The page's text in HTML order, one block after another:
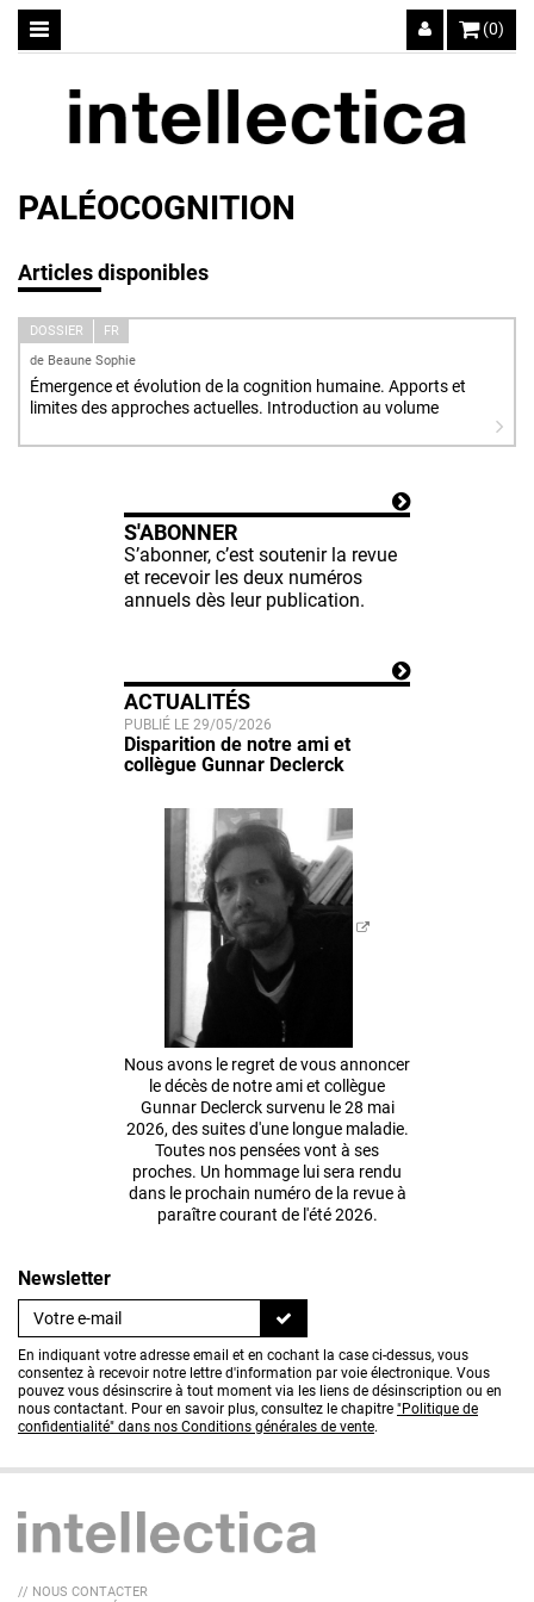
(0)
PALÉOCOGNITION
Articles disponibles
DOSSIER
FR
de Beaune Sophie
Émergence et évolution de la cognition humaine. Apports et
limites des approches actuelles. Introduction au volume
S'ABONNER
S’abonner, c’est soutenir la revue
et recevoir les deux numéros
annuels dès leur publication.
ACTUALITÉS
PUBLIÉ LE 29/05/2026
Disparition de notre ami et
collègue Gunnar Declerck
Nous avons le regret de vous annoncer
le décès de notre ami et collègue
Gunnar Declerck survenu le 28 mai
2026, des suites d'une longue maladie.
Toutes nos pensées vont à ses
proches. Un hommage lui sera rendu
dans le prochain numéro de la revue à
paraître courant de l'été 2026.
Newsletter
En indiquant votre adresse email et en cochant la case ci-dessus, vous
consentez à recevoir notre lettre d'information par voie électronique. Vous
pouvez vous désinscrire à tout moment via les liens de désinscription ou en
nous contactant. Pour en savoir plus, consultez le chapitre "Politique de
confidentialité" dans nos Conditions générales de vente.
// NOUS CONTACTER